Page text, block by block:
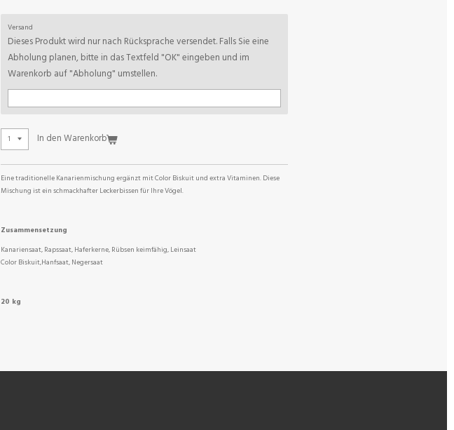
Versand
Dieses Produkt wird nur nach Rücksprache versendet. Falls Sie eine
Abholung planen, bitte in das Textfeld "OK" eingeben und im
Warenkorb auf "Abholung" umstellen.
In den Warenkorb
Eine traditionelle Kanarienmischung ergänzt mit Color Biskuit und extra Vitaminen. Diese
Mischung ist ein schmackhafter Leckerbissen für Ihre Vögel.
Zusammensetzung
Kanariensaat, Rapssaat, Haferkerne, Rübsen keimfähig, Leinsaat
Color Biskuit,Hanfsaat, Negersaat
20 kg